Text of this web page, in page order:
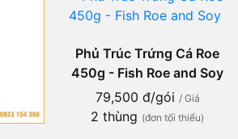
Phủ Trúc Trứng Cá Roe
450g - Fish Roe and Soy
79,500 đ/gói / Giá
2 thùng (đơn tối thiểu)